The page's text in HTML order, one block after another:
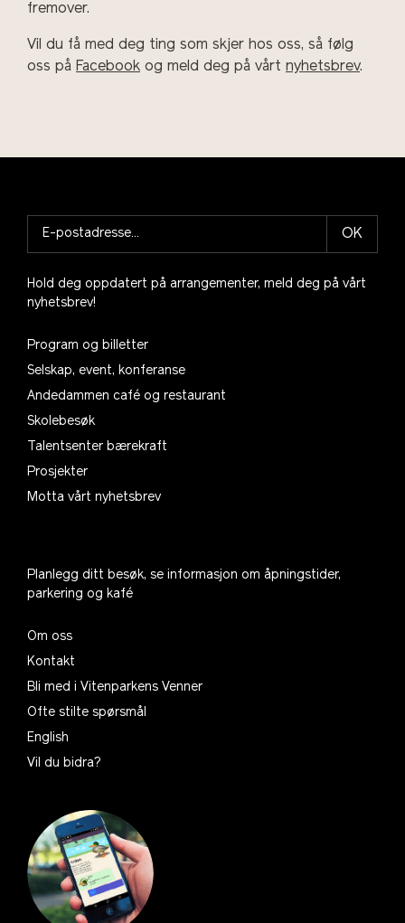
fremover.
Vil du få med deg ting som skjer hos oss, så følg
oss på Facebook og meld deg på vårt nyhetsbrev.
OK
Hold deg oppdatert på arrangementer, meld deg på vårt
nyhetsbrev!
Program og billetter
Selskap, event, konferanse
Andedammen café og restaurant
Skolebesøk
Talentsenter bærekraft
Prosjekter
Motta vårt nyhetsbrev
Planlegg ditt besøk, se informasjon om åpningstider,
parkering og kafé
Om oss
Kontakt
Bli med i Vitenparkens Venner
Ofte stilte spørsmål
English
Vil du bidra?